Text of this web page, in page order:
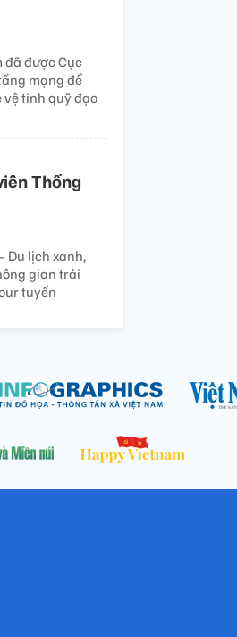
đã được Cục
mạng để
tinh quỹ đạo
Thống
Du lịch xanh,
gian trải
tuyến